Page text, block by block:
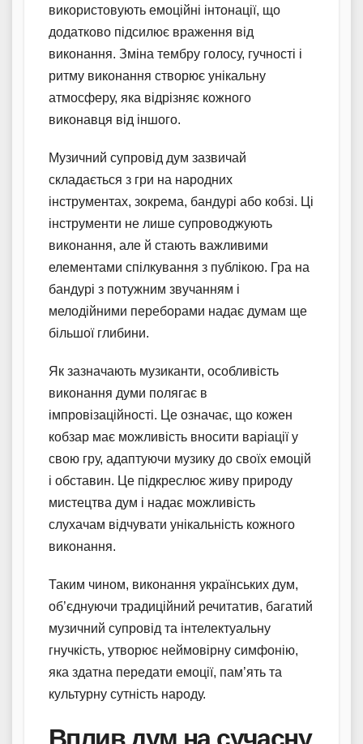
використовують емоційні інтонації, що
додатково підсилює враження від
виконання. Зміна тембру голосу, гучності і
ритму виконання створює унікальну
атмосферу, яка відрізняє кожного
виконавця від іншого.
Музичний супровід дум зазвичай
складається з гри на народних
інструментах, зокрема, бандурі або кобзі. Ці
інструменти не лише супроводжують
виконання, але й стають важливими
елементами спілкування з публікою. Гра на
бандурі з потужним звучанням і
мелодійними переборами надає думам ще
більшої глибини.
Як зазначають музиканти, особливість
виконання думи полягає в
імпровізаційності. Це означає, що кожен
кобзар має можливість вносити варіації у
свою гру, адаптуючи музику до своїх емоцій
і обставин. Це підкреслює живу природу
мистецтва дум і надає можливість
слухачам відчувати унікальність кожного
виконання.
Таким чином, виконання українських дум,
об’єднуючи традиційний речитатив, багатий
музичний супровід та інтелектуальну
гнучкість, утворює неймовірну симфонію,
яка здатна передати емоції, пам’ять та
культурну сутність народу.
Вплив дум на сучасну